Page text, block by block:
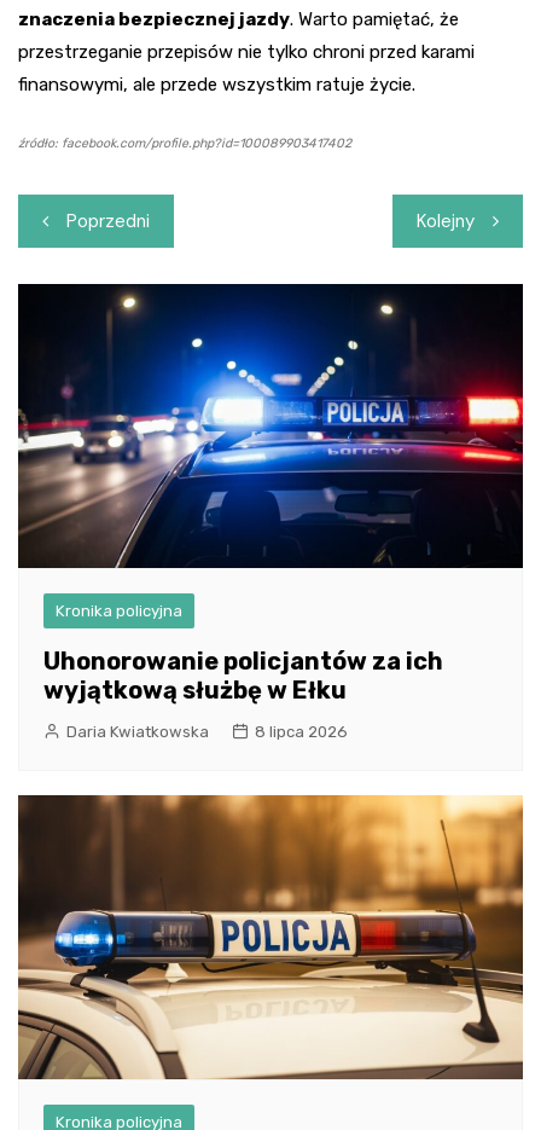
znaczenia bezpiecznej jazdy. Warto pamiętać, że
przestrzeganie przepisów nie tylko chroni przed karami
finansowymi, ale przede wszystkim ratuje życie.
źródło: facebook.com/profile.php?id=100089903417402
Nawigacja
wpisu
Poprzedni Kolejny
Kronika policyjna
Uhonorowanie policjantów za ich
wyjątkową służbę w Ełku
Daria Kwiatkowska 8 lipca 2026
Kronika policyjna